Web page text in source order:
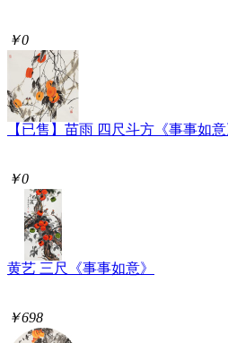
￥0
【已售】苗雨 四尺斗方《事事如
￥0
黄艺 三尺《事事如意》
￥698